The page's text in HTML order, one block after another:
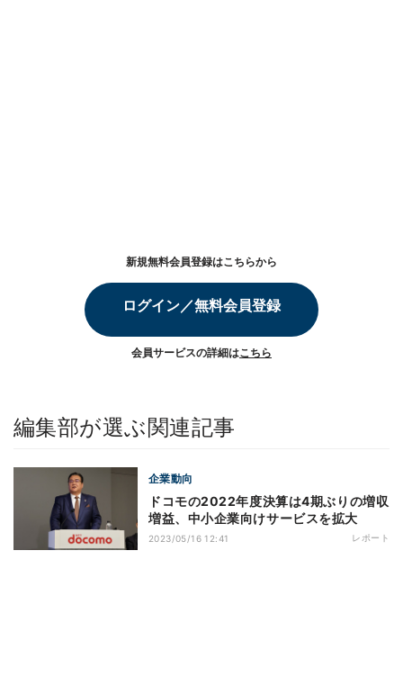
新規無料会員登録はこちらから
ログイン／無料会員登録
会員サービスの詳細はこちら
編集部が選ぶ関連記事
企業動向
ドコモの2022年度決算は4期ぶりの増収
増益、中小企業向けサービスを拡大
2023/05/16 12:41 レポート